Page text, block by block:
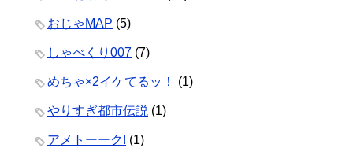
おじゃMAP (5)
しゃべくり007 (7)
めちゃ×2イケてるッ！ (1)
やりすぎ都市伝説 (1)
アメトーーク! (1)